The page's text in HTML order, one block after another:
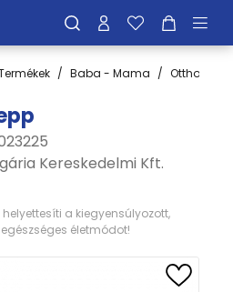
Baba - Mama Otthon a
Kereskedelmi Kft.
a kiegyensúlyozott,
életmódot!